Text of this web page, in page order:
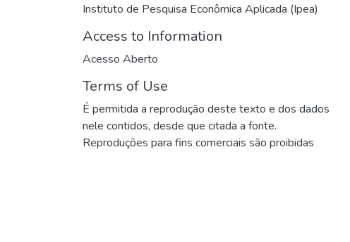
Instituto de Pesquisa Econômica Aplicada (Ipea)
Access to Information
Acesso Aberto
Terms of Use
É permitida a reprodução deste texto e dos dados
nele contidos, desde que citada a fonte.
Reproduções para fins comerciais são proibidas